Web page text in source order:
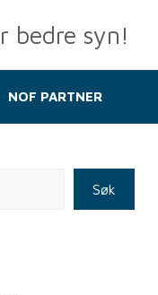
bedre syn!
NOF PARTNER
Søk